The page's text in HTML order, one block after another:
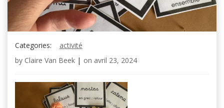
Categories:
activité
by Claire Van Beek | on avril 23, 2024